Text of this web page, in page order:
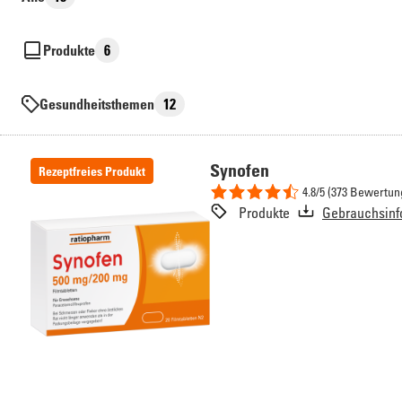
Produkte 6
Gesundheitsthemen 12
Rezeptfreies Produkt Synofen
4.8/5 (373
Produkte